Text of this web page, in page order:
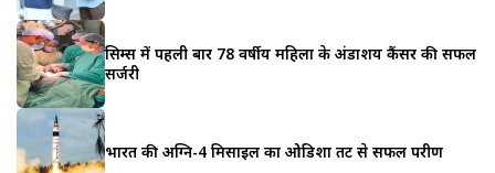
सिम्स में पहली बार 78 वर्षीय महिला के अंडाशय कैंसर की सफल
सर्जरी
भारत की अग्नि-4 मिसाइल का ओडिशा तट से सफल परीक्षण